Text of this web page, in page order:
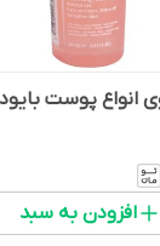
پوست
افزودن به سبد